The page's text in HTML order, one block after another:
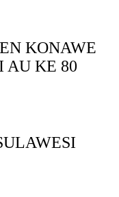
KONAWE
AU KE 80